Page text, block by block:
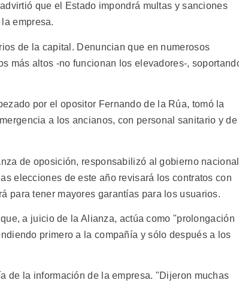
que el Estado impondrá multas y sanciones
empresa.
de la capital. Denuncian que en numerosos
más altos -no funcionan los elevadores-,
por el opositor Fernando de la Rúa, tomó la
a los ancianos, con personal sanitario y de
de oposición, responsabilizó al gobierno nacional
elecciones de este año revisará los contratos con
para tener mayores garantías para los usuarios.
a juicio de la Alianza, actúa como "prolongación
primero a la compañía y sólo después a los
de la información de la empresa. "Dijeron muchas